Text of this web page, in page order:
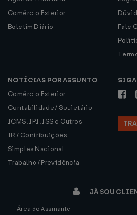
Comércio Exterior
Boletim Diário
Fale
NOTÍCIAS POR ASSUNTO
Comércio Exterior
Contabilidade / Societário
ICMS, IPI, ISS e Outros
IR / Contribuições
Simples Nacional
Trabalho / Previdência
JÁ SOU
Área do Assinante